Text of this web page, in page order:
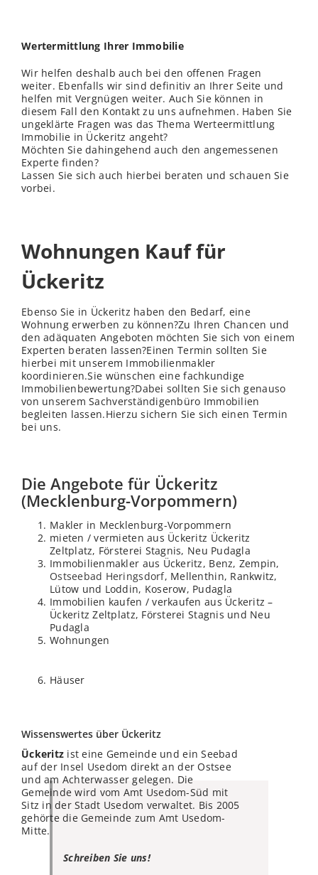
Wertermittlung Ihrer Immobilie
Wir helfen deshalb auch bei den offenen Fragen
weiter. Ebenfalls wir sind definitiv an Ihrer Seite und
helfen mit Vergnügen weiter. Auch Sie können in
diesem Fall den Kontakt zu uns aufnehmen. Haben Sie
ungeklärte Fragen was das Thema Werteermittlung
Immobilie in Ückeritz angeht?
Möchten Sie dahingehend auch den angemessenen
Experte finden?
Lassen Sie sich auch hierbei beraten und schauen Sie
vorbei.
Wohnungen Kauf für
Ückeritz
Ebenso Sie in Ückeritz haben den Bedarf, eine
Wohnung erwerben zu können?Zu Ihren Chancen und
den adäquaten Angeboten möchten Sie sich von einem
Experten beraten lassen?Einen Termin sollten Sie
hierbei mit unserem Immobilienmakler
koordinieren.Sie wünschen eine fachkundige
Immobilienbewertung?Dabei sollten Sie sich genauso
von unserem Sachverständigenbüro Immobilien
begleiten lassen.Hierzu sichern Sie sich einen Termin
bei uns.
Die Angebote für Ückeritz
(Mecklenburg-Vorpommern)
Makler in Mecklenburg-Vorpommern
mieten / vermieten aus Ückeritz Ückeritz
Zeltplatz, Försterei Stagnis, Neu Pudagla
Immobilienmakler aus Ückeritz, Benz, Zempin,
Ostseebad Heringsdorf, Mellenthin, Rankwitz,
Lütow und Loddin, Koserow, Pudagla
Immobilien kaufen / verkaufen aus Ückeritz –
Ückeritz Zeltplatz, Försterei Stagnis und Neu
Pudagla
Wohnungen
Häuser
Wissenswertes über Ückeritz
Ückeritz ist eine Gemeinde und ein Seebad
auf der Insel Usedom direkt an der Ostsee
und am Achterwasser gelegen. Die
Gemeinde wird vom Amt Usedom-Süd mit
Sitz in der Stadt Usedom verwaltet. Bis 2005
gehörte die Gemeinde zum Amt Usedom-
Mitte.
Schreiben Sie uns!